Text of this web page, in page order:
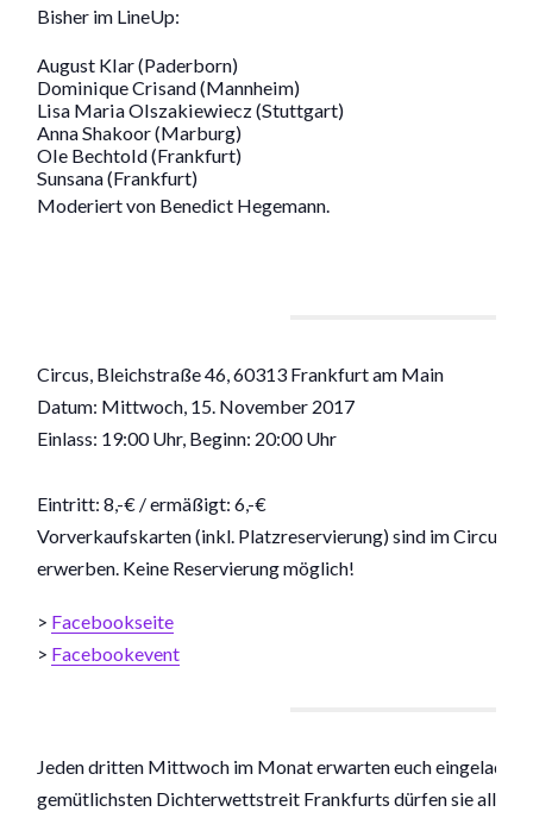
Bisher im LineUp:
August Klar (Paderborn)
Dominique Crisand (Mannheim)
Lisa Maria Olszakiewiecz (Stuttgart)
Anna Shakoor (Marburg)
Ole Bechtold (Frankfurt)
Sunsana (Frankfurt)
Moderiert von Benedict Hegemann.
Circus, Bleichstraße 46, 60313 Frankfurt am Main
Datum: Mittwoch, 15. November 2017
Einlass: 19:00 Uhr, Beginn: 20:00 Uhr
Eintritt: 8,-€ / ermäßigt: 6,-€
Vorverkaufskarten (inkl. Platzreservierung) sind im Circus
erwerben. Keine Reservierung möglich!
> Facebookseite
> Facebookevent
Jeden dritten Mittwoch im Monat erwarten euch
gemütlichsten Dichterwettstreit Frankfurts dürfen sie alle